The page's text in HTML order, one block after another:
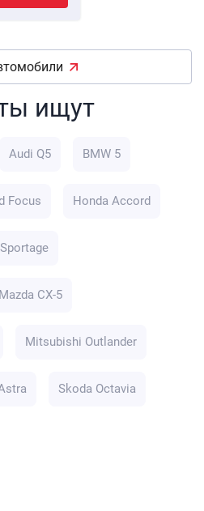
ищут
Audi Q5 BMW 5
Focus Honda Accord
Mazda CX-5
Mitsubishi Outlander
Skoda Octavia